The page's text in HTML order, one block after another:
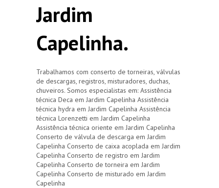
Jardim
Capelinha.
Trabalhamos com conserto de torneiras, válvulas
de descargas, registros, misturadores, duchas,
chuveiros. Somos especialistas em: Assistência
técnica Deca em Jardim Capelinha Assistência
técnica hydra em Jardim Capelinha Assistência
técnica Lorenzetti em Jardim Capelinha
Assistência técnica oriente em Jardim Capelinha
Conserto de válvula de descarga em Jardim
Capelinha Conserto de caixa acoplada em Jardim
Capelinha Conserto de registro em Jardim
Capelinha Conserto de torneira em Jardim
Capelinha Conserto de misturado em Jardim
Capelinha